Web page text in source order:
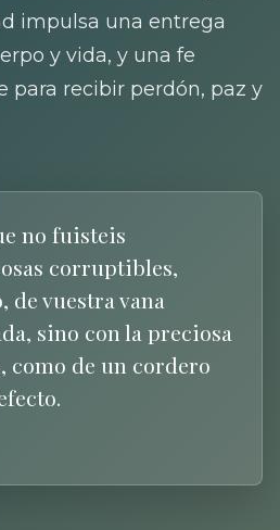
impulsa una entrega
y vida, y una fe
para recibir perdón, paz y
no fuisteis
corruptibles,
de vuestra vana
sino con la preciosa
como de un cordero